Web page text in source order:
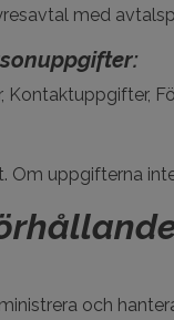
med
Kontaktuppgifter,
Om uppgifterna
och